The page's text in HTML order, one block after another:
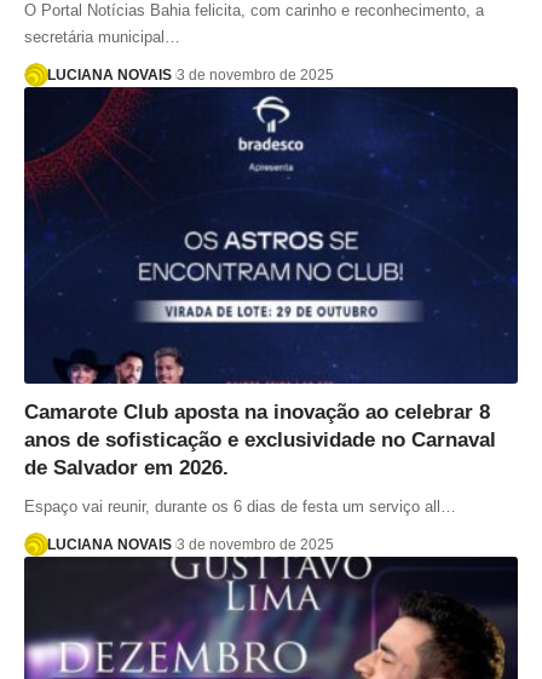
O Portal Notícias Bahia felicita, com carinho e reconhecimento, a
secretária municipal…
LUCIANA NOVAIS 3 de novembro de 2025
Camarote Club aposta na inovação ao celebrar 8
anos de sofisticação e exclusividade no Carnaval
de Salvador em 2026.
Espaço vai reunir, durante os 6 dias de festa um serviço all…
LUCIANA NOVAIS 3 de novembro de 2025